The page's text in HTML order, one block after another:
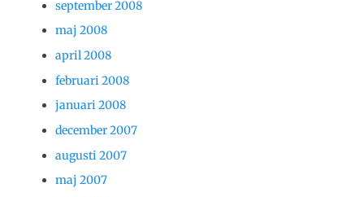
september 2008
maj 2008
april 2008
februari 2008
januari 2008
december 2007
augusti 2007
maj 2007